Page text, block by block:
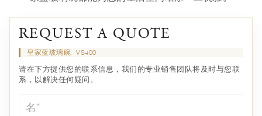
REQUEST A QUOTE
皇家蓝玻璃碗 VS400
请在下方提供您的联系信息，我们的专业销售团队将及时与您联
系，以解决任何疑问。
名*